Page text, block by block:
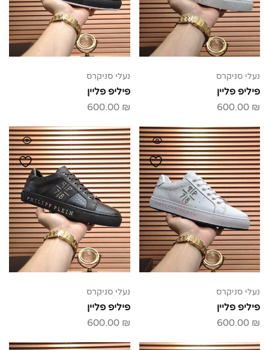
נעלי סניקרס
פיליפ פליין
600.00 ₪
נעלי סניקרס
פיליפ פליין
600.00 ₪
נעלי סניקרס
פיליפ פליין
600.00 ₪
נעלי סניקרס
פיליפ פליין
600.00 ₪